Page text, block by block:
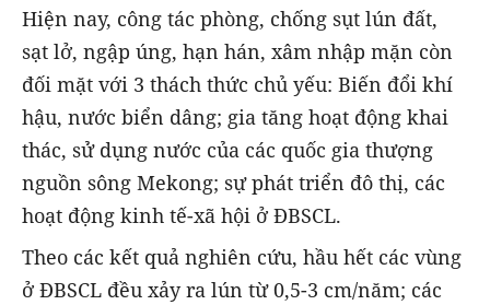
Hiện nay, công tác phòng, chống sụt lún đất,
sạt lở, ngập úng, hạn hán, xâm nhập mặn còn
đối mặt với 3 thách thức chủ yếu: Biến đổi khí
hậu, nước biển dâng; gia tăng hoạt động khai
thác, sử dụng nước của các quốc gia thượng
nguồn sông Mekong; sự phát triển đô thị, các
hoạt động kinh tế-xã hội ở ĐBSCL.
Theo các kết quả nghiên cứu, hầu hết các vùng
ở ĐBSCL đều xảy ra lún từ 0,5-3 cm/năm; các